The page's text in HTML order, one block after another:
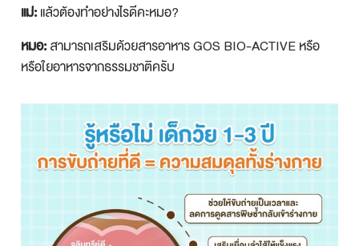
แม่:แล้วต้องทำอย่างไรดีคะหมอ?
หมอ:สามารถเสริมด้วยสารอาหาร GOS BIO-ACTIVE หรือ
หรือใยอาหารจากธรรมชาติครับ